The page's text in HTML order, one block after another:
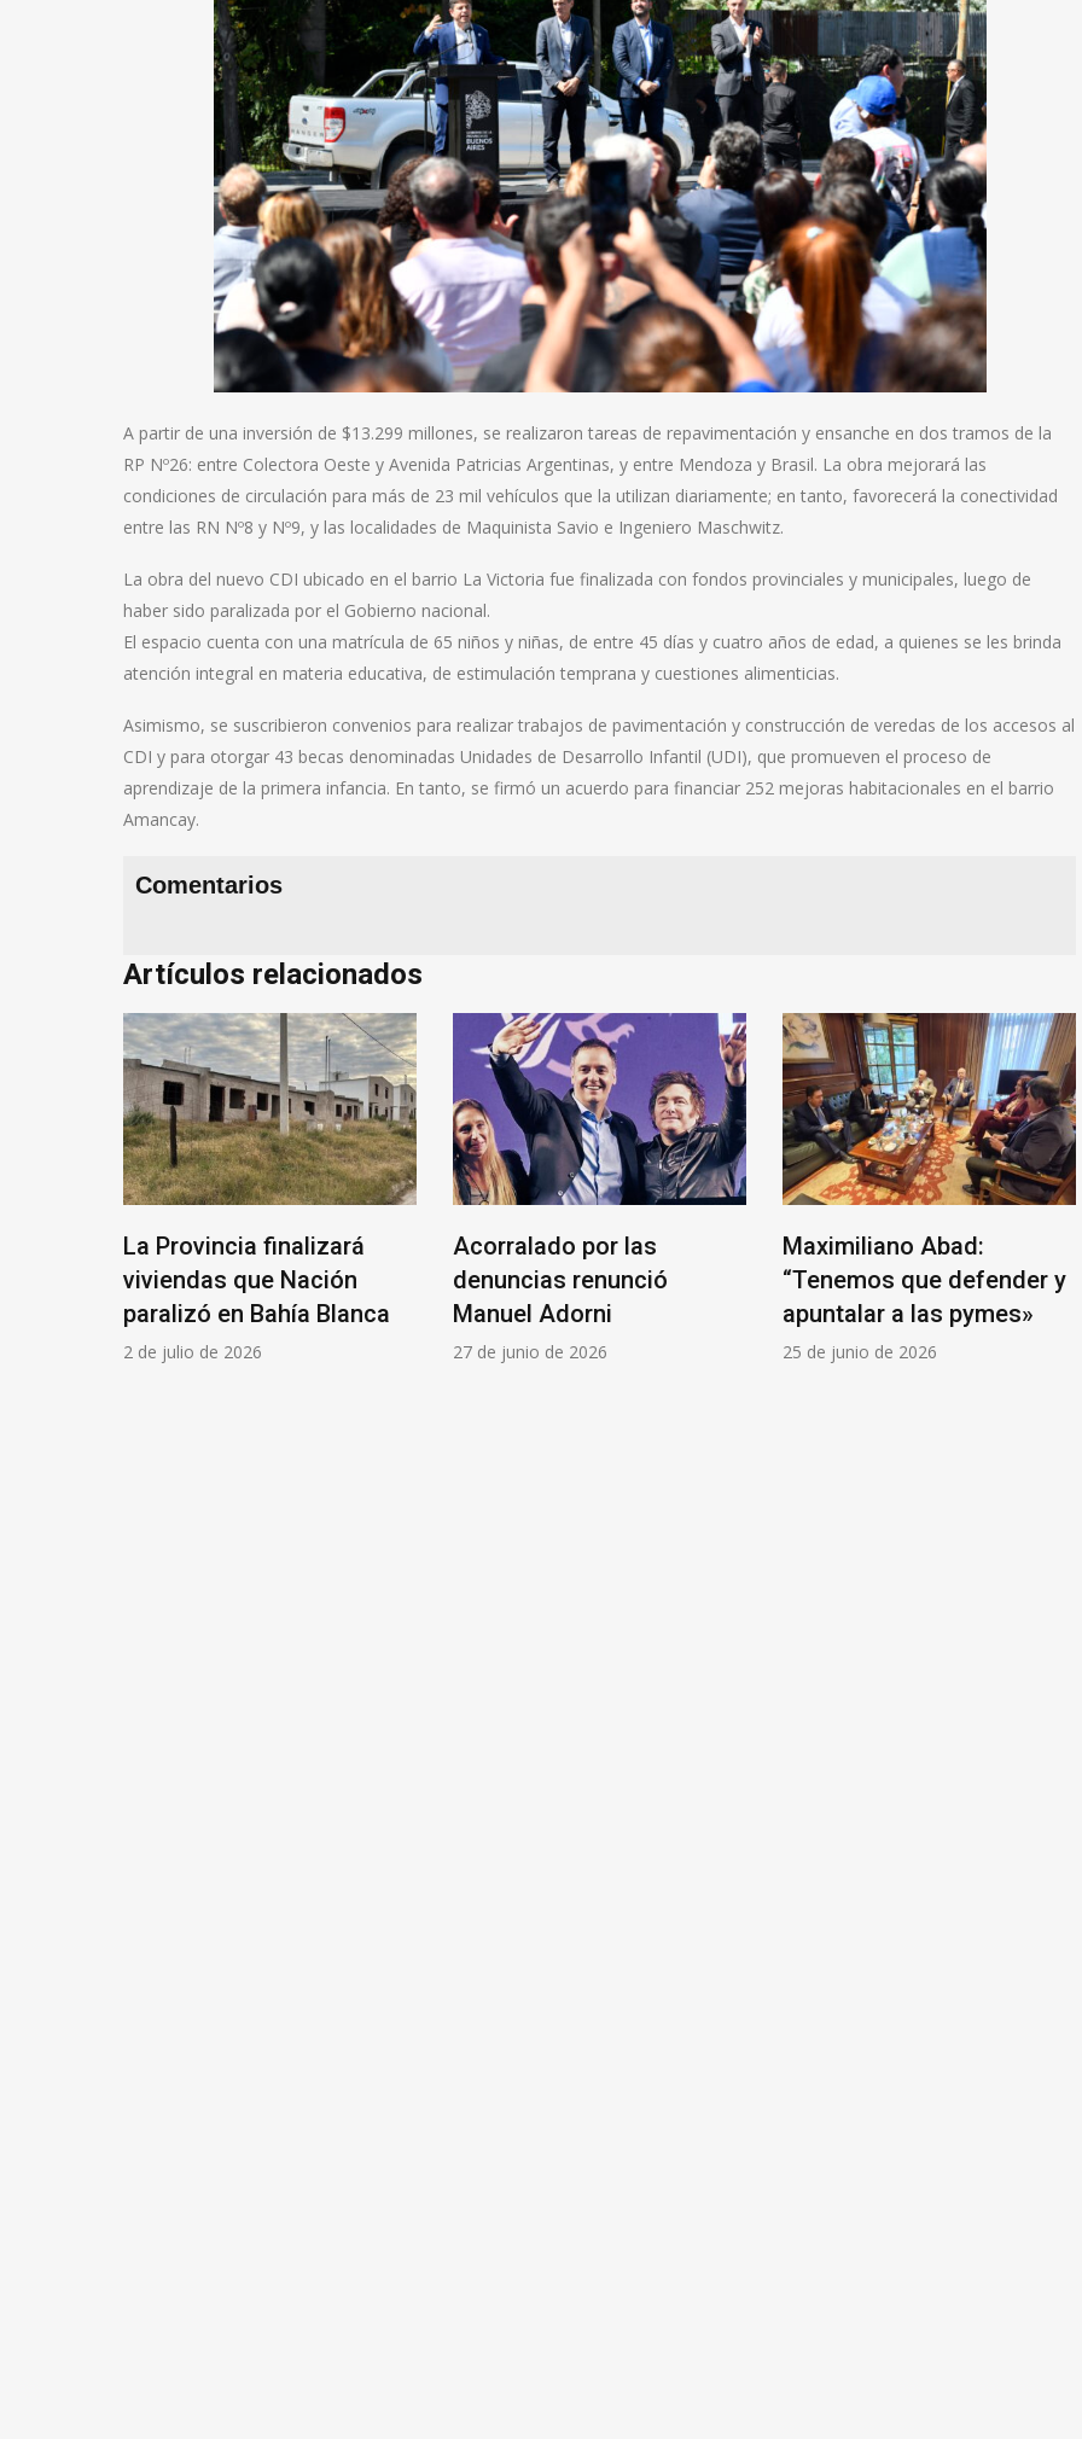
A partir de una inversión de $13.299 millones, se realizaron tareas de repavimentación y ensanche en dos tramos de la
RP Nº26: entre Colectora Oeste y Avenida Patricias Argentinas, y entre Mendoza y Brasil. La obra mejorará las
condiciones de circulación para más de 23 mil vehículos que la utilizan diariamente; en tanto, favorecerá la conectividad
entre las RN Nº8 y Nº9, y las localidades de Maquinista Savio e Ingeniero Maschwitz.
La obra del nuevo CDI ubicado en el barrio La Victoria fue finalizada con fondos provinciales y municipales, luego de
haber sido paralizada por el Gobierno nacional.
El espacio cuenta con una matrícula de 65 niños y niñas, de entre 45 días y cuatro años de edad, a quienes se les brinda
atención integral en materia educativa, de estimulación temprana y cuestiones alimenticias.
Asimismo, se suscribieron convenios para realizar trabajos de pavimentación y construcción de veredas de los accesos al
CDI y para otorgar 43 becas denominadas Unidades de Desarrollo Infantil (UDI), que promueven el proceso de
aprendizaje de la primera infancia. En tanto, se firmó un acuerdo para financiar 252 mejoras habitacionales en el barrio
Amancay.
Comentarios
Artículos relacionados
La Provincia finalizará
viviendas que Nación
paralizó en Bahía Blanca
2 de julio de 2026
Acorralado por las
denuncias renunció
Manuel Adorni
27 de junio de 2026
Maximiliano Abad:
“Tenemos que defender y
apuntalar a las pymes»
25 de junio de 2026